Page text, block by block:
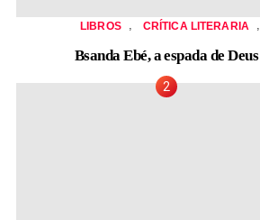
LIBROS , CRÍTICA LITERARIA ,
Bsanda Ebé, a espada de Deus